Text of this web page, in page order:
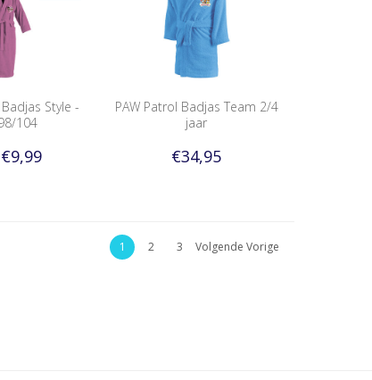
Style -
104
€9,99
PAW Patrol Badjas Team 2/4
jaar
€34,95
1 2 3 Volgende Vorige